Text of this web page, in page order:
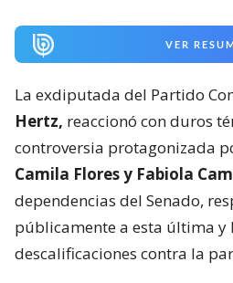
VER
La exdiputada del Partido
Hertz, reaccionó con duros
controversia protagonizada
Camila Flores y Fabiola
dependencias del Senado,
públicamente a esta última y
descalificaciones contra la